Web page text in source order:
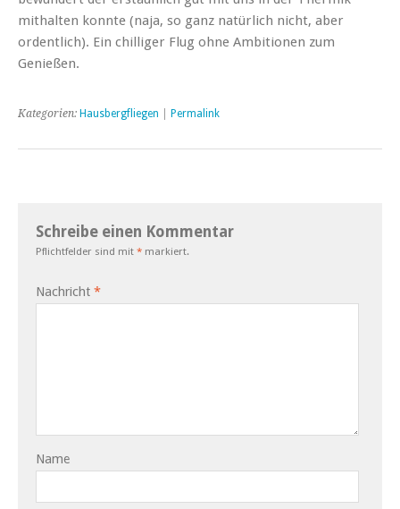
mithalten konnte (naja, so ganz natürlich nicht, aber
ordentlich). Ein chilliger Flug ohne Ambitionen zum
Genießen.
Kategorien: Hausbergfliegen Permalink
Schreibe einen Kommentar
Pflichtfelder sind mit * markiert.
Nachricht *
Name